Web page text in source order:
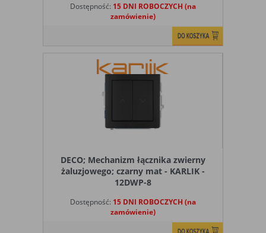
Dostępność: 15 DNI ROBOCZYCH (na
zamówienie)
DECO; Mechanizm łącznika zwierny
żaluzjowego; czarny mat - KARLIK -
12DWP-8
Dostępność: 15 DNI ROBOCZYCH (na
zamówienie)